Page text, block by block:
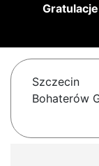
Szczecin
Bohaterów